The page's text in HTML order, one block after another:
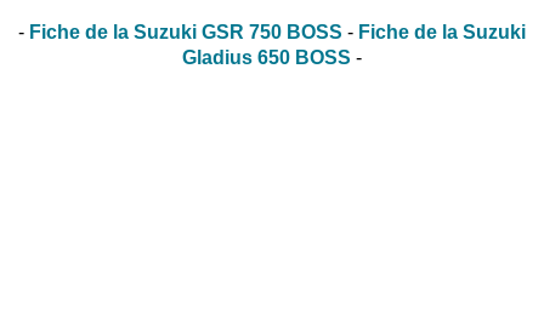
- Fiche de la Suzuki GSR 750 BOSS - Fiche de la Suzuki
Gladius 650 BOSS -